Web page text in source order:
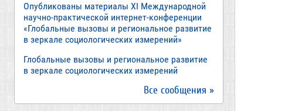
Опубликованы материалы XI Международной
научно-практической интернет-конференции
«Глобальные вызовы и региональное развитие
в зеркале социологических измерений»
Глобальные вызовы и региональное развитие
в зеркале социологических измерений
Все сообщения »